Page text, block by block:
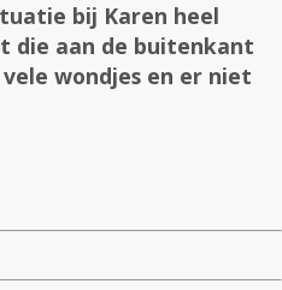
bij Karen heel
die aan de buitenkant
wondjes en er niet